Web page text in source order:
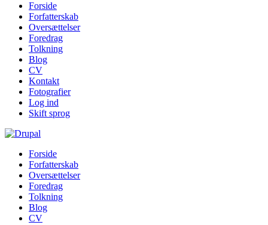
Forside
Forfatterskab
Oversættelser
Foredrag
Tolkning
Blog
CV
Kontakt
Fotografier
Log ind
Skift sprog
Forside
Forfatterskab
Oversættelser
Foredrag
Tolkning
Blog
CV